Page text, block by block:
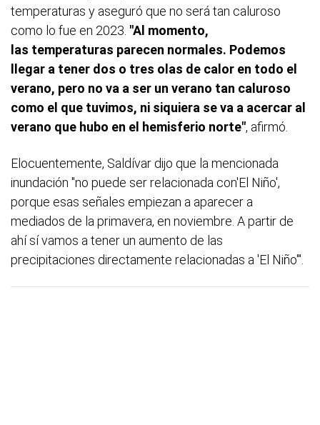
temperaturas y aseguró que no será tan caluroso
como lo fue en 2023. "Al momento,
las temperaturas parecen normales. Podemos
llegar a tener dos o tres olas de calor en todo el
verano, pero no va a ser un verano tan caluroso
como el que tuvimos, ni siquiera se va a acercar al
verano que hubo en el hemisferio norte", afirmó.
Elocuentemente, Saldívar dijo que la mencionada
inundación "no puede ser relacionada con'El Niño',
porque esas señales empiezan a aparecer a
mediados de la primavera, en noviembre. A partir de
ahí sí vamos a tener un aumento de las
precipitaciones directamente relacionadas a 'El Niño'".